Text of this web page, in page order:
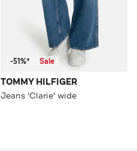
-51%* Sale
TOMMY HILFIGER
Jeans 'Clarie' wide